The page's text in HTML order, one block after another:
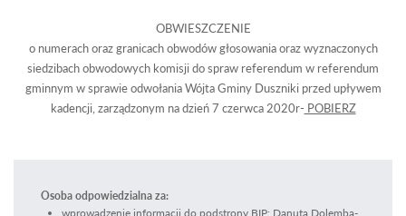
OBWIESZCZENIE
o numerach oraz granicach obwodów głosowania oraz wyznaczonych
siedzibach obwodowych komisji do spraw referendum w referendum
gminnym w sprawie odwołania Wójta Gminy Duszniki przed upływem
kadencji, zarządzonym na dzień 7 czerwca 2020r- POBIERZ
Osoba odpowiedzialna za:
wprowadzenie informacji do podstrony BIP: Danuta Dolemba-